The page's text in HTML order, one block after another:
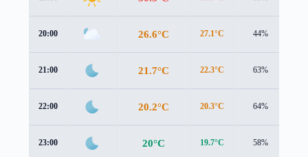
20:00 26.6°C 27.1°C 44%
21:00 21.7°C 22.3°C 63%
22:00 20.2°C 20.3°C 64%
23:00 20°C 19.7°C 58%